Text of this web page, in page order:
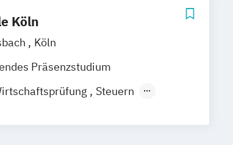
Köln
Köln
Präsenzstudium
Steuern